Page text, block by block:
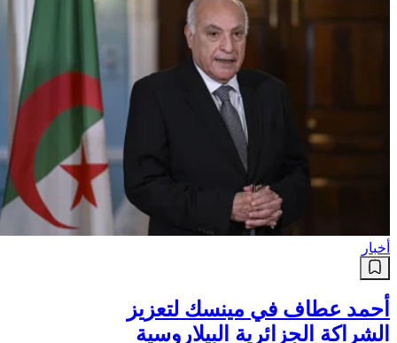
أخبار
أحمد عطاف في مينسك لتعزيز
الشراكة الجزائرية البيلاروسية